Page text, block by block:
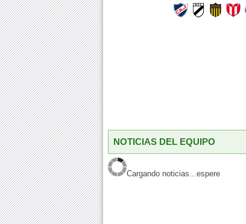
NOTICIAS DEL EQUIPO
Cargando noticias...espere